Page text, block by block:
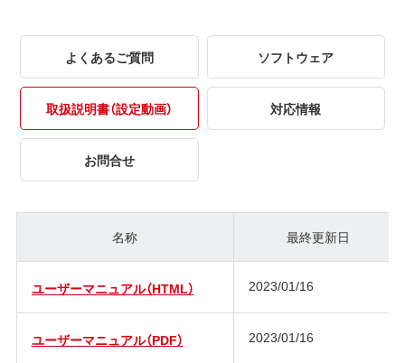
よくあるご質問 ソフトウェア
取扱説明書（設定動画） 対応情報
お問合せ
名称 最終更新日
ユーザーマニュアル（HTML） 2023/01/16
ユーザーマニュアル（PDF） 2023/01/16